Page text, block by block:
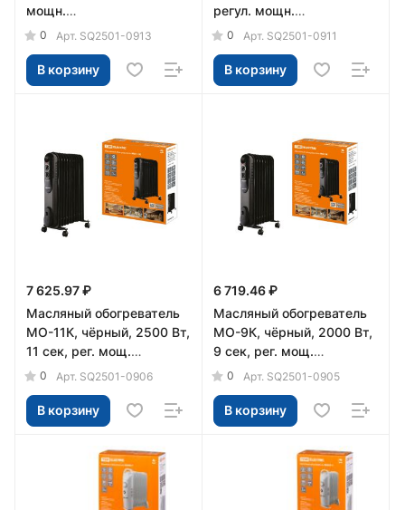
мощн.
(1000/1500/2500+400
0 Арт. SQ2501-0913
В корзину
регул. мощн.
(600/900/1500+400 Вт),
0 Арт. SQ2501-0911
В корзину
7 625.97 ₽
Масляный обогреватель
МО-11К, чёрный, 2500 Вт,
11 сек, рег. мощ.
(1000/1500/2500 Вт),
0 Арт. SQ2501-0906
В корзину
6 719.46 ₽
Масляный обогреватель
МО-9К, чёрный, 2000 Вт,
9 сек, рег. мощ.
(800/1200/2000 Вт),
0 Арт. SQ2501-0905
В корзину